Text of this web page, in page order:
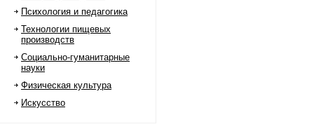
Психология и педагогика
Технологии пищевых
производств
Социально-гуманитарные
науки
Физическая культура
Искусство